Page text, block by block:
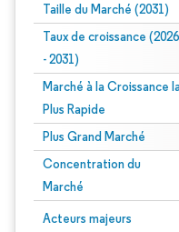
Taille du Marché (2031)
Taux de croissance (2026
- 2031)
Marché à la Croissance
Plus Rapide
Plus Grand Marché
Concentration du
Marché
Acteurs majeurs
Image © Mordor